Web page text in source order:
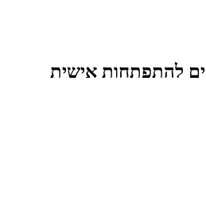
להתפתחות אישית